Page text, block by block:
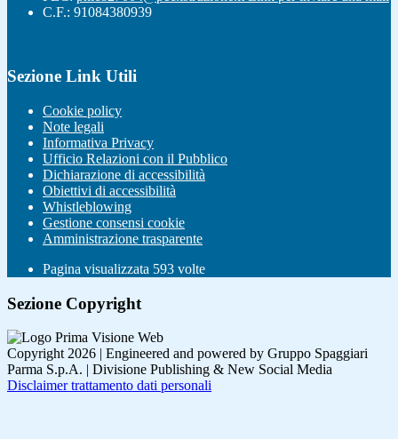
C.F.: 91084380939
Sezione Link Utili
Cookie policy
Note legali
Informativa Privacy
Ufficio Relazioni con il Pubblico
Dichiarazione di accessibilità
Obiettivi di accessibilità
Whistleblowing
Gestione consensi cookie
Amministrazione trasparente
Pagina visualizzata 593 volte
Sezione Copyright
Copyright 2026 | Engineered and powered by Gruppo Spaggiari
Parma S.p.A. | Divisione Publishing & New Social Media
Disclaimer trattamento dati personali